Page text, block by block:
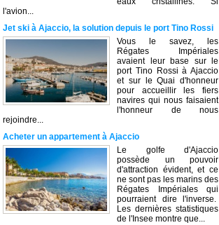
l'avion...
Jet ski à Ajaccio, la solution depuis le port Tino Rossi
Vous le savez, les
Régates Impériales
avaient leur base sur le
port Tino Rossi à Ajaccio
et sur le Quai d'honneur
pour accueillir les fiers
navires qui nous faisaient
l'honneur de nous
rejoindre...
Acheter un appartement à Ajaccio
Le golfe d'Ajaccio
possède un pouvoir
d'attraction évident, et ce
ne sont pas les marins des
Régates Impériales qui
pourraient dire l'inverse.
Les dernières statistiques
de l'Insee montre que...